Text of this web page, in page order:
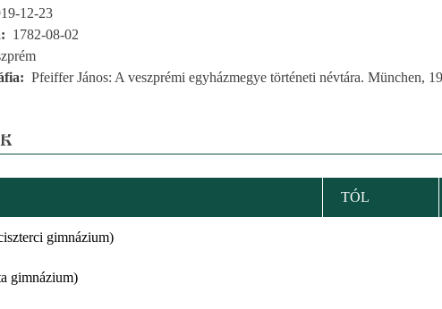
12-23
1782-08-02
Pfeiffer János: A veszprémi egyházmegye történeti névtára. München,
TÓL
gimnázium)
gimnázium)